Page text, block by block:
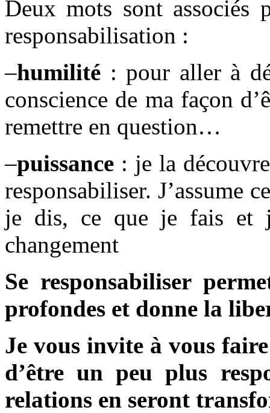
Deux mots sont associés
responsabilisation :
–humilité : pour aller à
conscience de ma façon
remettre en question…
–puissance : je la
responsabiliser. J’assume
je dis, ce que je fais et
changement
Se responsabiliser
profondes et donne la
Je vous invite à vous
d’être un peu plus
relations en seront